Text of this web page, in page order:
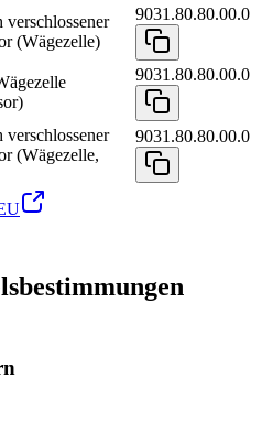
verschlossener
(Wägezelle)
9031.80.80.00.0
9031.80.80.00.0
verschlossener
(Wägezelle,
9031.80.80.00.0